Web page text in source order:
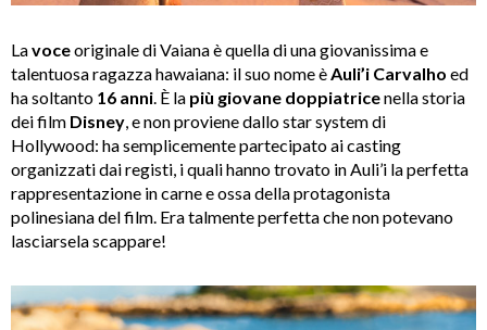
Lavoceoriginale di Vaiana è quella di una giovanissima e
talentuosa ragazza hawaiana: il suo nome è Auli’i Carvalho ed
ha soltanto 16 anni . È la più giovane doppiatricenella storia
dei film Disney , e non proviene dallo star system di
Hollywood: ha semplicemente partecipato ai casting
organizzati dai registi, i quali hanno trovato in Auli’i la perfetta
rappresentazione in carne e ossa della protagonista
polinesiana del film. Era talmente perfetta che non potevano
lasciarsela scappare!